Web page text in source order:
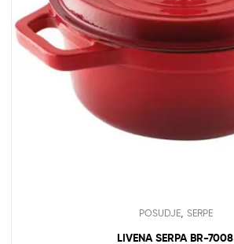
POSUDJE, SERPE
LIVENA SERPA BR-7008